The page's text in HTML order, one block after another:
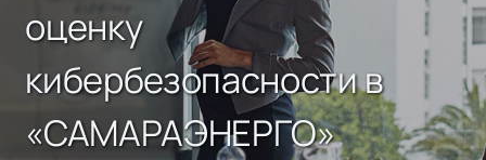
оценку
кибербезопасности в
«САМАРАЭНЕРГО»